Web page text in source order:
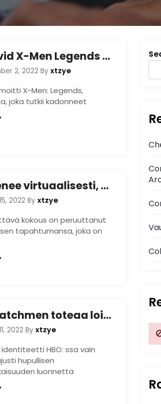
Peter David X-Men Legends Story tuo takaisin klassisen juoksunsa heinäkuussa
2, 2022 By xtzye
X-Men: Legends,
joka tutkii kadonneet
NYCC menee virtuaalisesti, mutta pärjääkö se paremmin kuin SDCC?
2022 By xtzye
kokous on peruuttanut
tapahtumansa, joka on
HBO: n Watchmen toteaa loistavasti alkuperäisen Minutemanin hupparin
2022 By xtzye
HBO: ssa vain
hupullisen
luonnetta